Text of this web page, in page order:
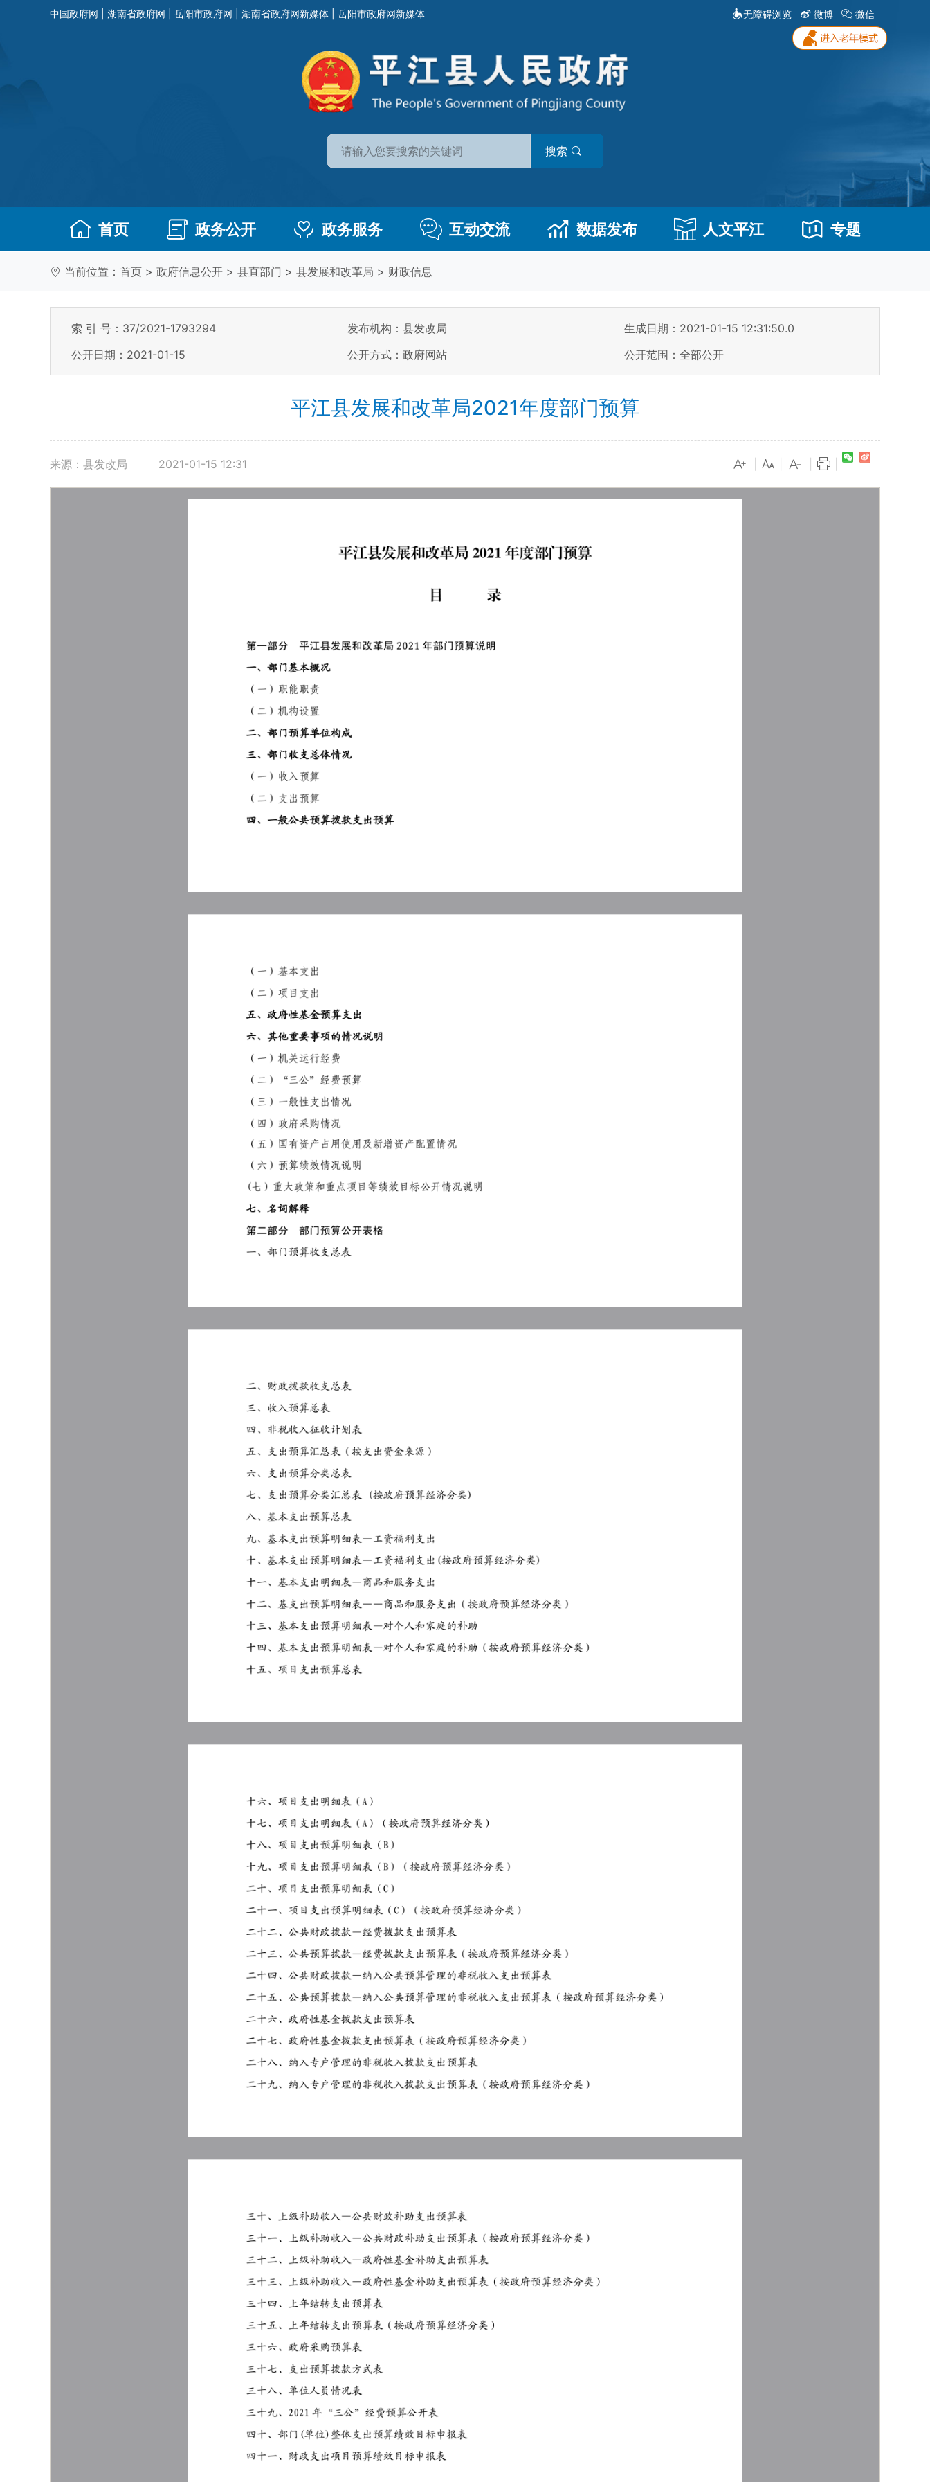
中国政府网 湖南省政府网 岳阳市政府网 湖南省政府网新媒体 岳阳市政府网新媒体 无障碍浏览 微博 微信
搜索
首页 政务公开 政务服务 互动交流 数据发布 人文平江 专题
当前位置： 首页 > 政府信息公开 > 县直部门 > 县发展和改革局 > 财政信息
索 引 号：37/2021-1793294 发布机构：县发改局
生成日期：2021-01-15 12:31:50.0
公开日期：2021-01-15
公开方式：政府网站 公开范围：全部公开
平江县发展和改革局2021年度部门预算
来源：县发改局 2021-01-15 12:31